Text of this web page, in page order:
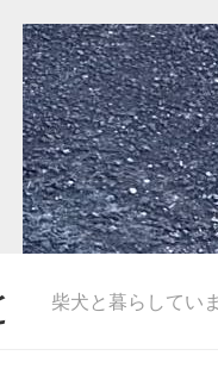
柴犬と暮らしてい